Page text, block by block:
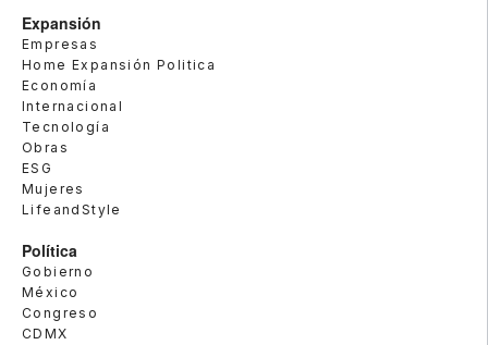
Expansión
Empresas
Home Expansión Politica
Economía
Internacional
Tecnología
Obras
ESG
Mujeres
LifeandStyle
Política
Gobierno
México
Congreso
CDMX